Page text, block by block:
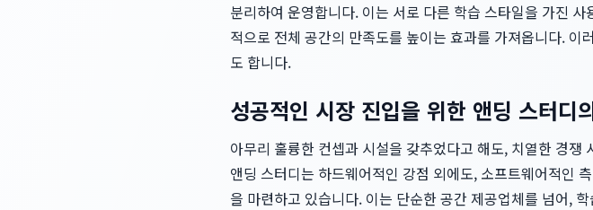
분리하여 운영합니다. 이는 서로 다른 학습 스타일을 가진
적으로 전체 공간의 만족도를 높이는 효과를 가져옵니다.
도 합니다.
성공적인 시장 진입을 위한 앤딩 스터디
아무리 훌륭한 컨셉과 시설을 갖추었다고 해도, 치열한 경쟁
앤딩 스터디는 하드웨어적인 강점 외에도, 소프트웨어적인
을 마련하고 있습니다. 이는 단순한 공간 제공업체를 넘어,